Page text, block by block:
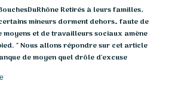
Retirés à leurs familles,
mineurs dorment dehors… faute de
moyens et de travailleurs sociaux amène
" Nous allons répondre sur cet article
de moyen quel drôle d'excuse